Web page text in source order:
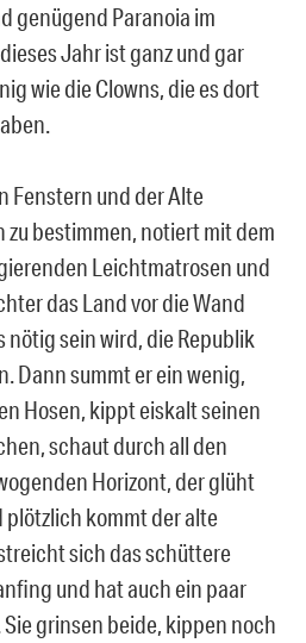
genügend Paranoia im
Jahr ist ganz und gar
wie die Clowns, die es dort
Fenstern und der Alte
zu bestimmen, notiert mit dem
Leichtmatrosen und
das Land vor die Wand
nötig sein wird, die Republik
Dann summt er ein wenig,
Hosen, kippt eiskalt seinen
schaut durch all den
Horizont, der glüht
kommt der alte
sich das schüttere
und hat auch ein paar
grinsen beide, kippen noch